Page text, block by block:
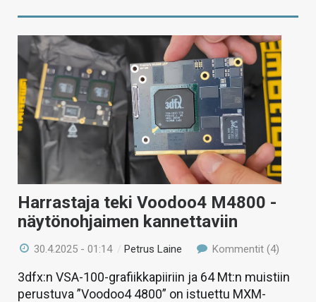
Harrastaja teki Voodoo4 M4800 -
näytönohjaimen kannettaviin
30.4.2025 - 01:14 /Petrus Laine Kommentit (4)
3dfx:n VSA-100-grafiikkapiiriin ja 64 Mt:n muistiin
perustuva ”Voodoo4 4800” on istuettu MXM-